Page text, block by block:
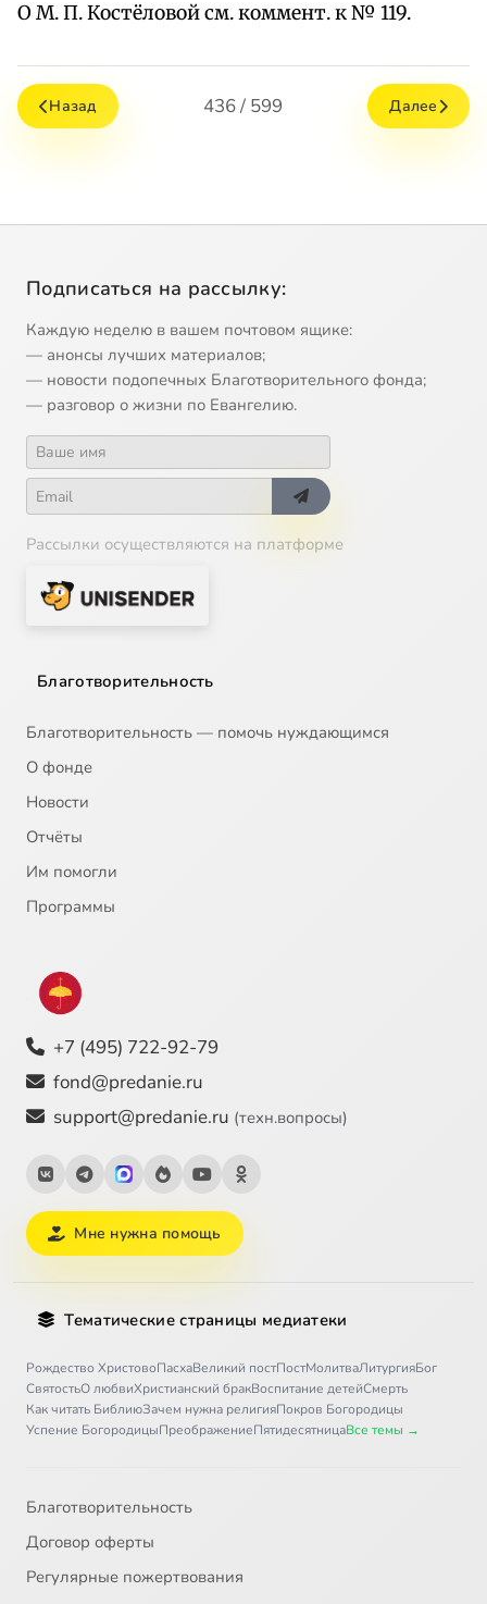
О М. П. Костёловой см. коммент. к № 119.
Назад 436 / 599 Далее
Подписаться на рассылку:
Каждую неделю в вашем почтовом ящике:
— анонсы лучших материалов;
— новости подопечных Благотворительного фонда;
— разговор о жизни по Евангелию.
Рассылки осуществляются на платформе
Благотворительность
Благотворительность — помочь нуждающимся
О фонде
Новости
Отчёты
Им помогли
Программы
+7 (495) 722-92-79
fond@predanie.ru
support@predanie.ru (техн.вопросы)
Мне нужна помощь
Тематические страницы медиатеки
Рождество ХристовоПасхаВеликий постПостМолитваЛитургияБог
СвятостьО любвиХристианский бракВоспитание детейСмерть
Как читать БиблиюЗачем нужна религияПокров Богородицы
Успение БогородицыПреображениеПятидесятницаВсе темы →
Благотворительность
Договор оферты
Регулярные пожертвования